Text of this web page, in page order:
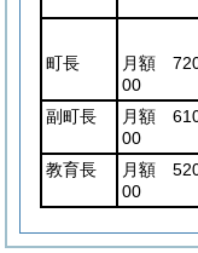
町長
月額
00
副町長
月額
00
教育長
月額
00